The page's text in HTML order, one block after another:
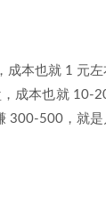
本也就 1 元左
成本也就 10-
300-500，就是